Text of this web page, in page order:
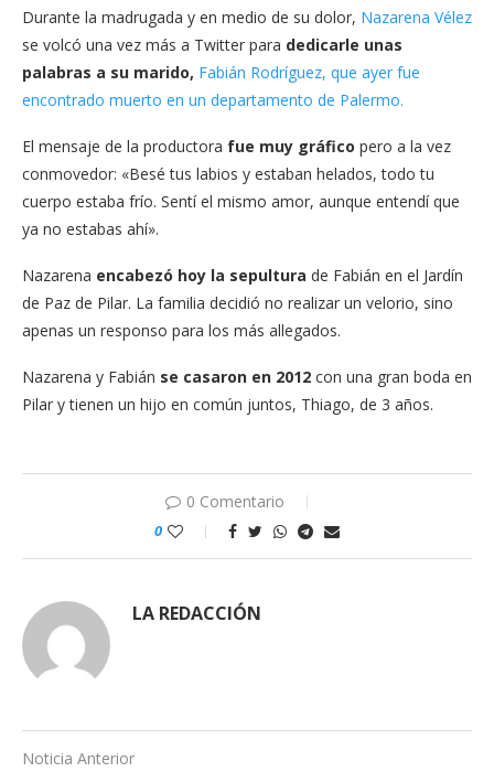
Durante la madrugada y en medio de su dolor, Nazarena Vélez
se volcó una vez más a Twitter para dedicarle unas
palabras a su marido, Fabián Rodríguez, que ayer fue
encontrado muerto en un departamento de Palermo.
El mensaje de la productora fue muy gráfico pero a la vez
conmovedor: «Besé tus labios y estaban helados, todo tu
cuerpo estaba frío. Sentí el mismo amor, aunque entendí que
ya no estabas ahí».
Nazarena encabezó hoy la sepultura de Fabián en el Jardín
de Paz de Pilar. La familia decidió no realizar un velorio, sino
apenas un responso para los más allegados.
Nazarena y Fabián se casaron en 2012 con una gran boda en
Pilar y tienen un hijo en común juntos, Thiago, de 3 años.
0 Comentario
0
LA REDACCIÓN
Noticia Anterior